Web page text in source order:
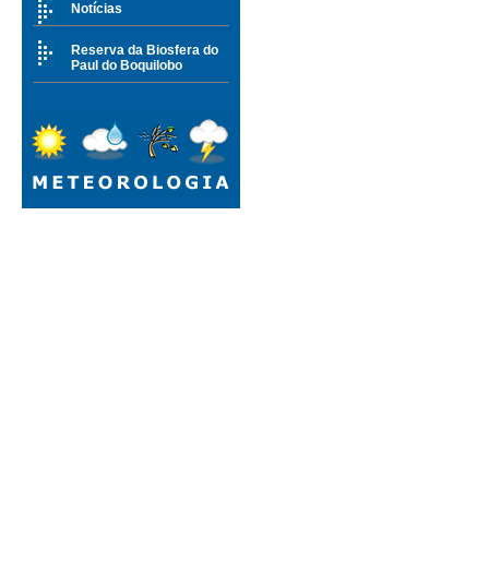
Notícias
Reserva da Biosfera do
Paul do Boquilobo